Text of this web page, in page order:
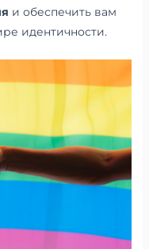
и обеспечить вам
идентичности.